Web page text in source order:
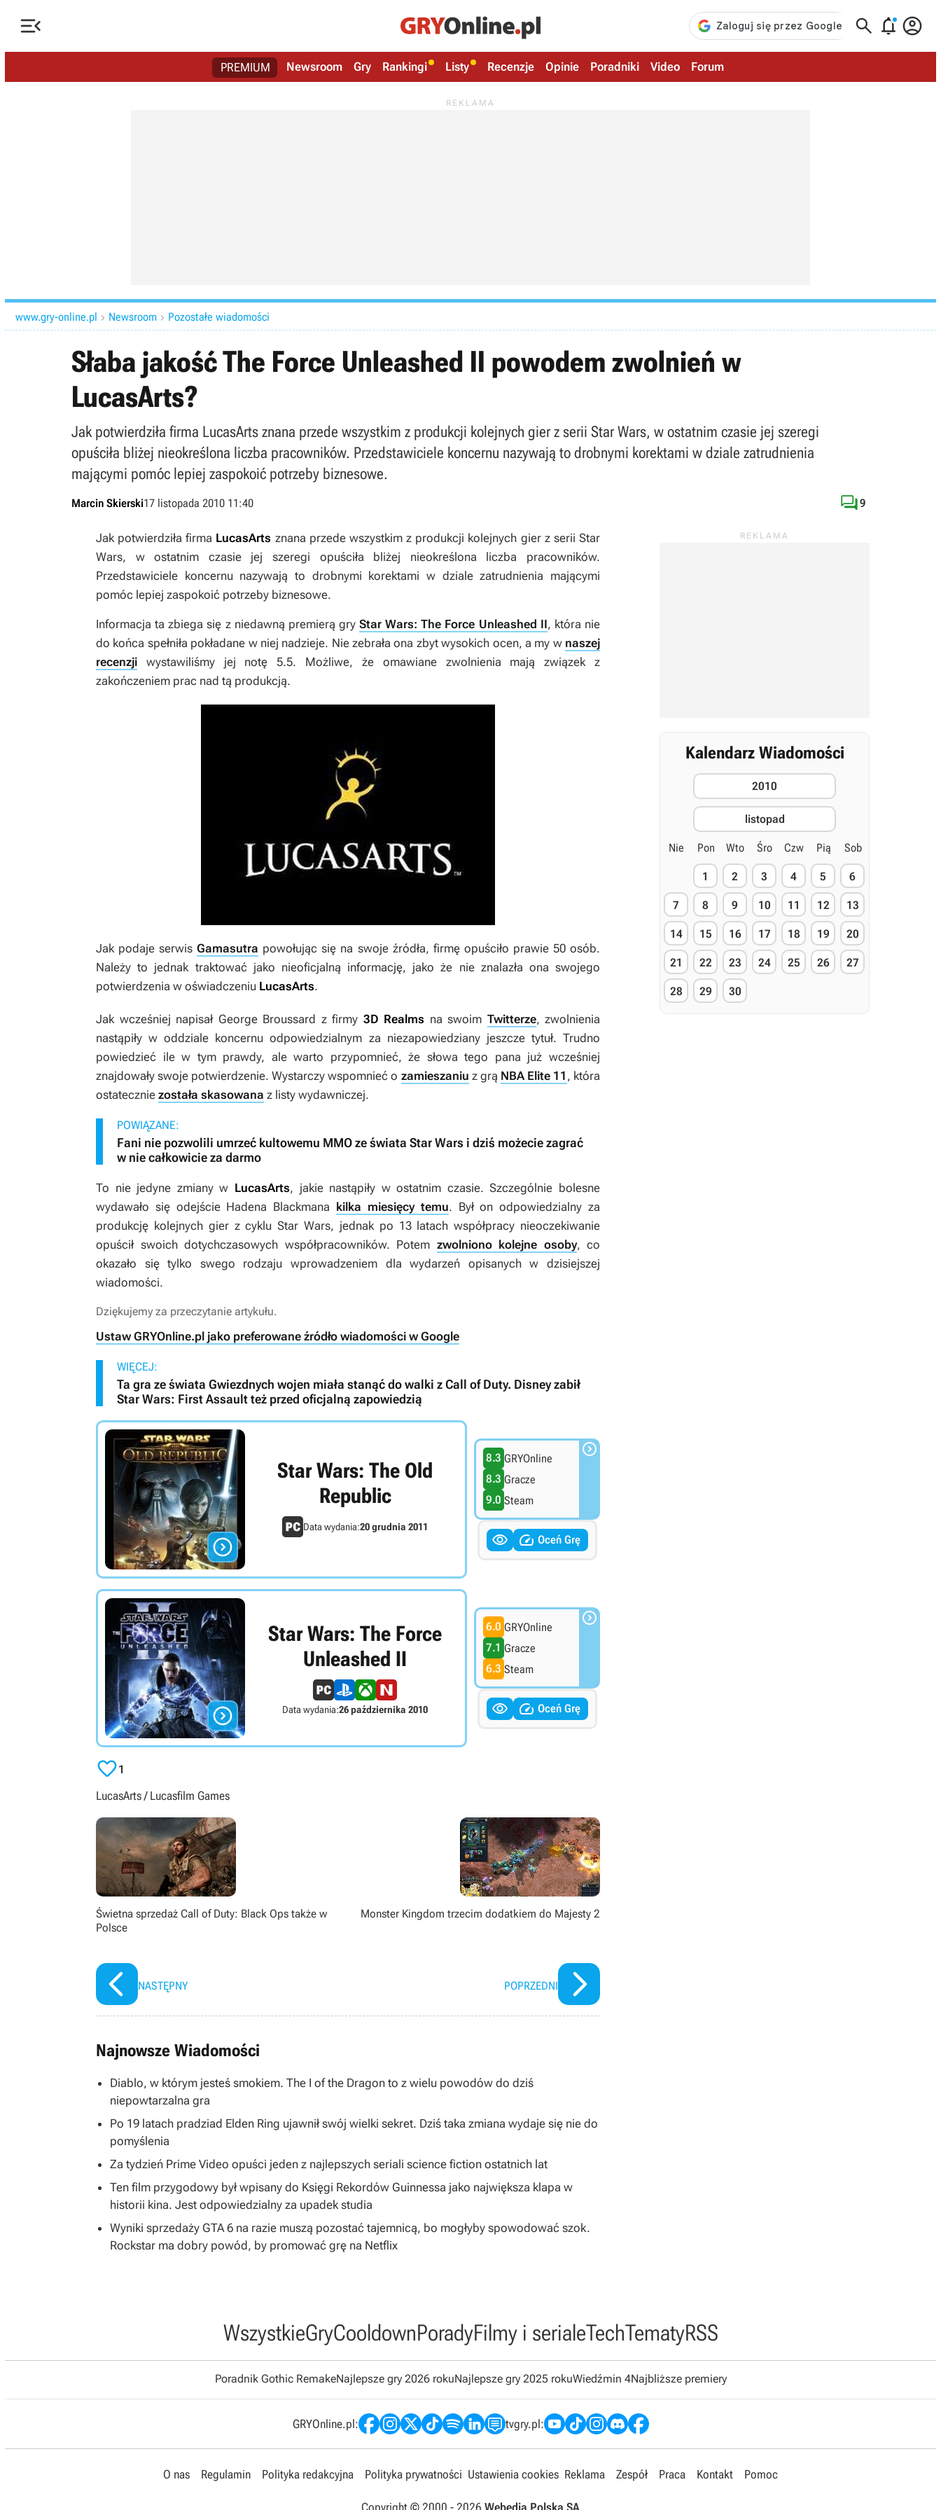
   
PREMIUM Newsroom Gry Rankingi Listy Recenzje Opinie Poradniki Video Forum
www.gry-online.pl  Newsroom  Pozostałe wiadomości
Słaba jakość The Force Unleashed II powodem zwolnień w
LucasArts?
Jak potwierdziła firma LucasArts znana przede wszystkim z produkcji kolejnych gier z serii Star Wars, w ostatnim czasie jej szeregi
opuściła bliżej nieokreślona liczba pracowników. Przedstawiciele koncernu nazywają to drobnymi korektami w dziale zatrudnienia
mającymi pomóc lepiej zaspokoić potrzeby biznesowe.
Marcin Skierski17 listopada 2010 11:40 9
Jak potwierdziła firma LucasArts znana przede wszystkim z produkcji kolejnych gier z seriiStar
Wars, w ostatnim czasie jej szeregi opuściła bliżej nieokreślona liczba pracowników.
Przedstawiciele koncernu nazywają to drobnymi korektami w dziale zatrudnienia mającymi
pomóc lepiej zaspokoić potrzeby biznesowe.
Informacja ta zbiega się z niedawną premierą gryStar Wars: The Force Unleashed II, która nie
do końca spełniła pokładane w niej nadzieje. Nie zebrała ona zbyt wysokich ocen, a my w naszej
recenzji wystawiliśmy jej notę 5.5. Możliwe, że omawiane zwolnienia mają związek z
zakończeniem prac nad tą produkcją.
Jak podaje serwisGamasutra powołując się na swoje źródła, firmę opuściło prawie 50 osób.
Należy to jednak traktować jako nieoficjalną informację, jako że nie znalazła ona swojego
potwierdzenia w oświadczeniu LucasArts.
Jak wcześniej napisał George Broussard z firmy 3D Realms na swoim Twitterze, zwolnienia
nastąpiły w oddziale koncernu odpowiedzialnym za niezapowiedziany jeszcze tytuł. Trudno
powiedzieć ile w tym prawdy, ale warto przypomnieć, że słowa tego pana już wcześniej
znajdowały swoje potwierdzenie. Wystarczy wspomnieć o zamieszaniu z grą NBA Elite 11 , która
ostatecznie została skasowana z listy wydawniczej.
POWIĄZANE:
Fani nie pozwolili umrzeć kultowemu MMO ze świata Star Wars i dziś możecie zagrać
w nie całkowicie za darmo
To nie jedyne zmiany w LucasArts, jakie nastąpiły w ostatnim czasie. Szczególnie bolesne
wydawało się odejście Hadena Blackmana kilka miesięcy temu. Był on odpowiedzialny za
produkcję kolejnych gier z cykluStar Wars, jednak po 13 latach współpracy nieoczekiwanie
opuścił swoich dotychczasowych współpracowników. Potem zwolniono kolejne osoby, co
okazało się tylko swego rodzaju wprowadzeniem dla wydarzeń opisanych w dzisiejszej
wiadomości.
Dziękujemy za przeczytanie artykułu.
Ustaw GRYOnline.pl jako preferowane źródło wiadomości w Google
WIĘCEJ:
Ta gra ze świata Gwiezdnych wojen miała stanąć do walki z Call of Duty. Disney zabił
Star Wars: First Assault też przed oficjalną zapowiedzią

Star Wars: The Old
Republic
Data wydania:20 grudnia 2011
8.3 GRYOnline
8.3 Gracze
9.0 Steam

  Oceń Grę

Star Wars: The Force
Unleashed II
Data wydania:26 października 2010
6.0 GRYOnline
7.1 Gracze
6.3 Steam

  Oceń Grę
1
LucasArts / Lucasfilm Games
Świetna sprzedaż Call of Duty: Black Ops także w
Polsce
NASTĘPNY
Monster Kingdom trzecim dodatkiem do Majesty 2
POPRZEDNI
Najnowsze Wiadomości
Diablo, w którym jesteś smokiem. The I of the Dragon to z wielu powodów do dziś
niepowtarzalna gra
Po 19 latach pradziad Elden Ring ujawnił swój wielki sekret. Dziś taka zmiana wydaje się nie do
pomyślenia
Za tydzień Prime Video opuści jeden z najlepszych seriali science fiction ostatnich lat
Ten film przygodowy był wpisany do Księgi Rekordów Guinnessa jako największa klapa w
historii kina. Jest odpowiedzialny za upadek studia
Wyniki sprzedaży GTA 6 na razie muszą pozostać tajemnicą, bo mogłyby spowodować szok.
Rockstar ma dobry powód, by promować grę na Netflix
Kalendarz Wiadomości
2010
listopad
Nie Pon Wto Śro Czw Pią Sob
1 2 3 4 5 6
7 8 9 10 11 12 13
14 15 16 17 18 19 20
21 22 23 24 25 26 27
28 29 30
WszystkieGryCooldownPoradyFilmy i serialeTechTematyRSS
Poradnik Gothic RemakeNajlepsze gry 2026 rokuNajlepsze gry 2025 rokuWiedźmin 4Najbliższe premiery
GRYOnline.pl: tvgry.pl:
O nas Regulamin Polityka redakcyjna Polityka prywatności Ustawienia cookies Reklama Zespół Praca Kontakt Pomoc
Copyright © 2000 - 2026 Webedia Polska SA